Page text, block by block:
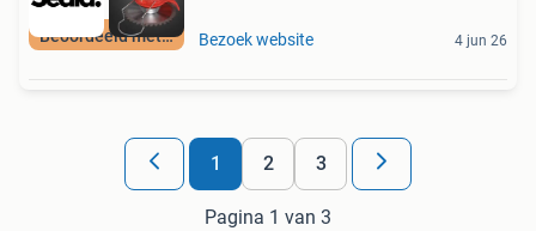
Beoordeeld met 9+ Bezoek website 4 jun 26
1 2 3
Pagina 1 van 3